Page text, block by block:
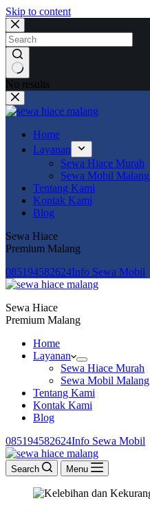
Skip to content
No results
Home
Layanan
Sewa Hiace Murah
Sewa Mobil Malang
Tentang Kami
Kontak Kami
Blog
Sewa Hiace
Premium Malang
085194582624‬Info Sewa Mobil
Sewa Hiace
Premium Malang
Home
Layanan
Sewa Hiace Murah
Sewa Mobil Malang
Tentang Kami
Kontak Kami
Blog
085194582624‬Info Sewa Mobil
Search Menu